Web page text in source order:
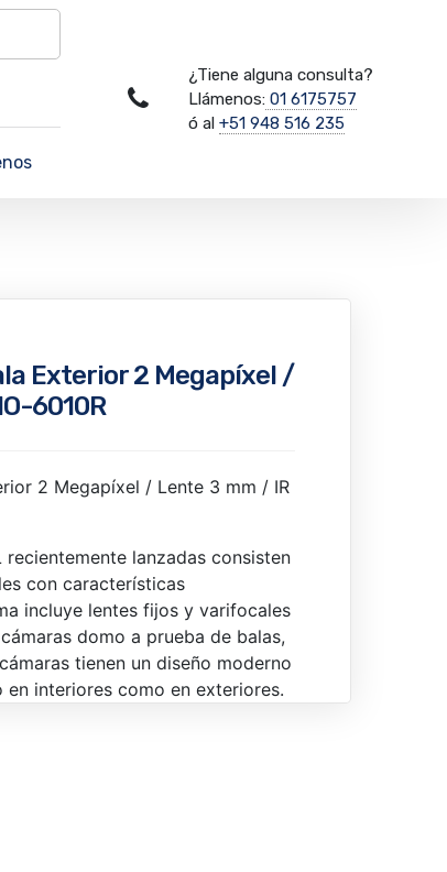
¿Tiene alguna consulta?
Llámenos:01 6175757
ó al +51 948 516 235
Exterior 2 Megapíxel /
6010R
2 Megapíxel / Lente 3 mm / IR
recientemente lanzadas consisten
con características
incluye lentes fijos y varifocales
domo a prueba de balas,
tienen un diseño moderno
interiores como en exteriores.